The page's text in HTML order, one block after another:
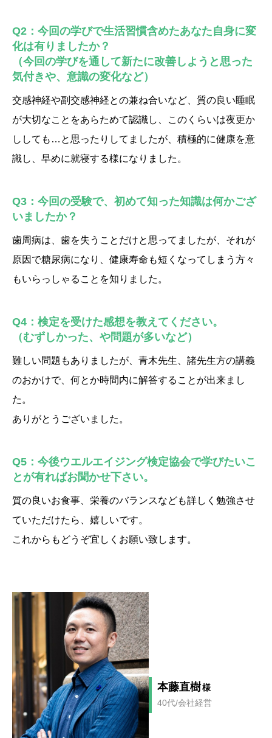
Q2：今回の学びで生活習慣含めたあなた自身に変
化は有りましたか？
（今回の学びを通して新たに改善しようと思った
気付きや、意識の変化など）
交感神経や副交感神経との兼ね合いなど、質の良い睡眠
が大切なことをあらためて認識し、このくらいは夜更か
ししても…と思ったりしてましたが、積極的に健康を意
識し、早めに就寝する様になりました。
Q3：今回の受験で、初めて知った知識は何かござ
いましたか？
歯周病は、歯を失うことだけと思ってましたが、それが
原因で糖尿病になり、健康寿命も短くなってしまう方々
もいらっしゃることを知りました。
Q4：検定を受けた感想を教えてください。
（むずしかった、や問題が多いなど）
難しい問題もありましたが、青木先生、諸先生方の講義
のおかけで、何とか時間内に解答することが出来まし
た。
ありがとうございました。
Q5：今後ウエルエイジング検定協会で学びたいこ
とが有ればお聞かせ下さい。
質の良いお食事、栄養のバランスなども詳しく勉強させ
ていただけたら、嬉しいです。
これからもどうぞ宜しくお願い致します。
本藤直樹様
40代/会社経営